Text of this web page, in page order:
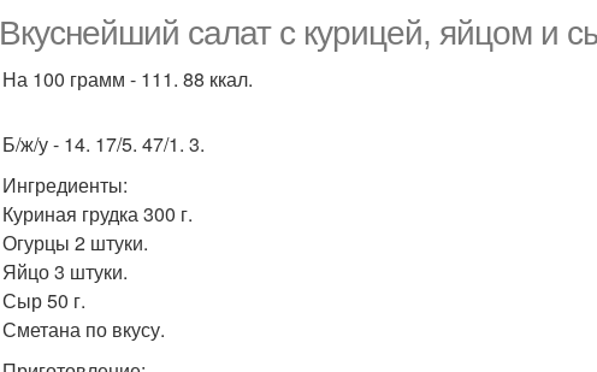
Вкуснейший салат с курицей, яйцом и
На 100 грамм - 111. 88 ккал.
Б/ж/у - 14. 17/5. 47/1. 3.
Ингредиенты:
Куриная грудка 300 г.
Огурцы 2 штуки.
Яйцо 3 штуки.
Сыр 50 г.
Сметана по вкусу.